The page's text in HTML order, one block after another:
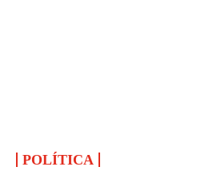
POLÍTICA